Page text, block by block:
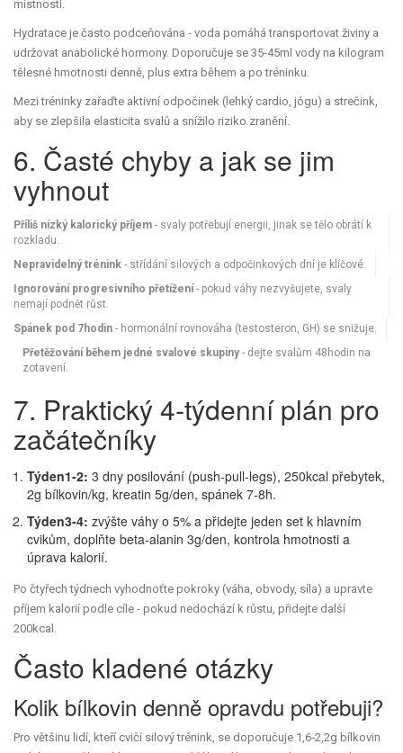
místnosti.
Hydratace je často podceňována - voda pomáhá transportovat živiny a
udržovat anabolické hormony. Doporučuje se 35‑45ml vody na kilogram
tělesné hmotnosti denně, plus extra během a po tréninku.
Mezi tréninky zařaďte aktivní odpočinek (lehký cardio, jógu) a strečink,
aby se zlepšila elasticita svalů a snížilo riziko zranění.
6. Časté chyby a jak se jim
vyhnout
Příliš nízký kalorický příjem - svaly potřebují energii, jinak se tělo obrátí k
rozkladu.
Nepravidelný trénink - střídání silových a odpočinkových dní je klíčové.
Ignorování progresivního přetížení - pokud váhy nezvyšujete, svaly
nemají podnět růst.
Spánek pod 7hodin - hormonální rovnováha (testosteron, GH) se snižuje.
Přetěžování během jedné svalové skupiny - dejte svalům 48hodin na
zotavení.
7. Praktický 4‑týdenní plán pro
začátečníky
Týden1‑2: 3 dny posilování (push‑pull‑legs), 250kcal přebytek,
2g bílkovin/kg, kreatin 5g/den, spánek 7‑8h.
Týden3‑4: zvýšte váhy o 5% a přidejte jeden set k hlavním
cvikům, doplňte beta‑alanin 3g/den, kontrola hmotnosti a
úprava kalorií.
Po čtyřech týdnech vyhodnoťte pokroky (váha, obvody, síla) a upravte
příjem kalorií podle cíle - pokud nedochází k růstu, přidejte další
200kcal.
Často kladené otázky
Kolik bílkovin denně opravdu potřebuji?
Pro většinu lidí, kteří cvičí silový trénink, se doporučuje 1,6‑2,2g bílkovin